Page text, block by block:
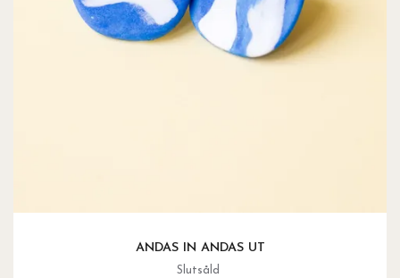
ANDAS IN ANDAS UT
Slutsåld